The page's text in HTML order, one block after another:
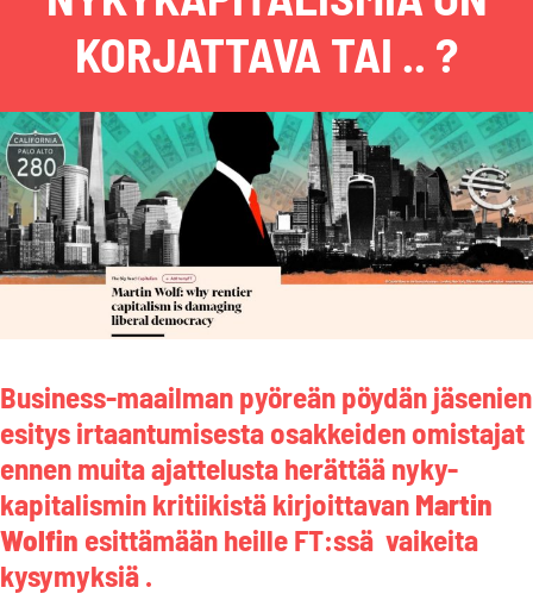
KORJATTAVA TAI .. ?
Business-maailman pyöreän pöydän jäsenien
esitys irtaantumisesta osakkeiden omistajat
ennen muita ajattelusta herättää nyky-
kapitalismin kritiikistä kirjoittavan Martin
Wolfin esittämään heille FT:ssä vaikeita
kysymyksiä .